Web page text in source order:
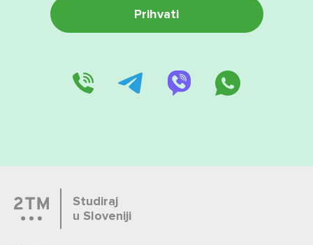
Studiraj
u Sloveniji